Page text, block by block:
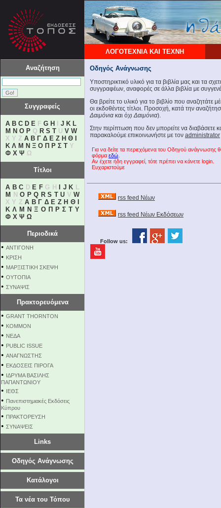
ΛΟΓΟΤΕΧΝΙΑ ΚΑΙ ΤΕΧΝΗ
Αναζήτηση
Συγγραφείς
A B C D E F G H J K L
M N O P Q R S T U V W
X Y Z Α Β Γ Δ Ε Ζ Η Θ
Κ Λ Μ Ν Ξ Ο Π Ρ Σ Τ Υ
Φ Χ Ψ Ω
Τίτλοι
A B C D E FG H J K L
M
N O P Q R S T U V W
X Y ZΑ Β Γ Δ Ε Ζ Η Θ
Κ Λ Μ Ν Ξ Ο Π Ρ Σ Τ Υ
Φ Χ Ψ Ω
Περιοδικά
• ΑΝΤΙΓΟΝΗ
• ΚΡΙΣΗ
• ΜΑΡΞΙΣΤΙΚΗ ΣΚΕΨΗ
• ΟΥΤΟΠΙΑ
• ΣΥΝΑΨΙΣ
Πρακτορευόμενα
• GRANT THORNTON
• KOMMON
• NEΔΑ
• PUBLIC ISSUE
• ΑΝΑΓΝΩΣΤΗΣ
• ΕΚΔΟΣΕΙΣ ΠΙΡΟΓΑ
• ΙΔΡΥΜΑ ΒΑΣΙΛΗΣ
ΠΑΠΑΝΤΩΝΙΟΥ
• ΙΕΘΣ
• Πανεπιστημιακές Εκδόσεις
Κύπρου
• ΠΡΑΚΤΟΡΕΥΣΗ
• ΣΥΝΑΨΕΙΣ
Links
Οδηγός Ανάγνωσης
Κατάλογοι
Τα νέα του Τόπου
Οδηγός Ανάγνωσης
Υποστηρικτικό υλικό για τα βιβλία μας και τα
συγγραφέων, αναφορές σε άλλα βιβλία με
Θα βρείτε το υλικό για το βιβλίο που αναζητάτε
οι εκδοθέντες τίτλοι. Προσοχή, κατά την
Δαιμόνια και όχιΔαιμόνια).
Στην περίπτωση που δεν μπορείτε να διαβάσετε
παρακαλούμε επικοινωνήστε με τον administrator
Για να δείτε τα περιεχόμενα του Οδηγού
φόρμα εδώ
Αν έχετε ήδη εγγραφεί, τότε πρέπει να κάνετε login.
Ευχαριστούμε
rss feed Νέων
rss feed Νέων Εκδόσεων
Follow us: